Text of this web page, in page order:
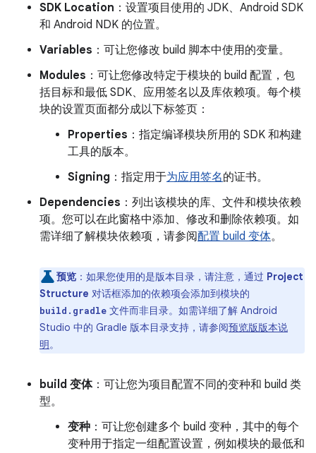
SDK Location ：设置项目使用的 JDK、Android SDK
和 Android NDK 的位置。
Variables ：可让您修改 build 脚本中使用的变量。
Modules ：可让您修改特定于模块的 build 配置，包
括目标和最低 SDK、应用签名以及库依赖项。每个模
块的设置页面都分成以下标签页：
Properties ：指定编译模块所用的 SDK 和构建
工具的版本。
Signing ：指定用于为应用签名的证书。
Dependencies ：列出该模块的库、文件和模块依赖
项。您可以在此窗格中添加、修改和删除依赖项。如
需详细了解模块依赖项，请参阅配置 build 变体。
预览 ：如果您使用的是版本目录，请注意，通过 Project
Structure 对话框添加的依赖项会添加到模块的
build.gradle 文件而非目录。如需详细了解 Android
Studio 中的 Gradle 版本目录支持，请参阅预览版版本说
明。
build 变体：可让您为项目配置不同的变种和 build 类
型。
变种 ：可让您创建多个 build 变种，其中的每个
变种用于指定一组配置设置，例如模块的最低和